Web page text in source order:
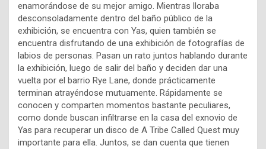
enamorándose de su mejor amigo. Mientras lloraba
desconsoladamente dentro del baño público de la
exhibición, se encuentra con Yas, quien también se
encuentra disfrutando de una exhibición de fotografías de
labios de personas. Pasan un rato juntos hablando durante
la exhibición, luego de salir del baño y deciden dar una
vuelta por el barrio Rye Lane, donde prácticamente
terminan atrayéndose mutuamente. Rápidamente se
conocen y comparten momentos bastante peculiares,
como donde buscan infiltrarse en la casa del exnovio de
Yas para recuperar un disco de A Tribe Called Quest muy
importante para ella. Juntos, se dan cuenta que tienen